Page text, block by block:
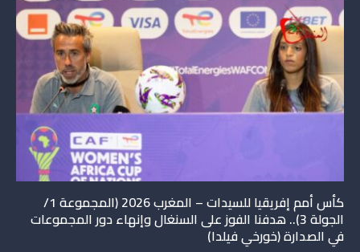
كأس أمم إفريقيا للسيدات – المغرب 2026 (المجموعة 1/
الجولة 3).. هدفنا الفوز على السنغال وإنهاء دور المجموعات
في الصدارة (خورخي فيلدا)